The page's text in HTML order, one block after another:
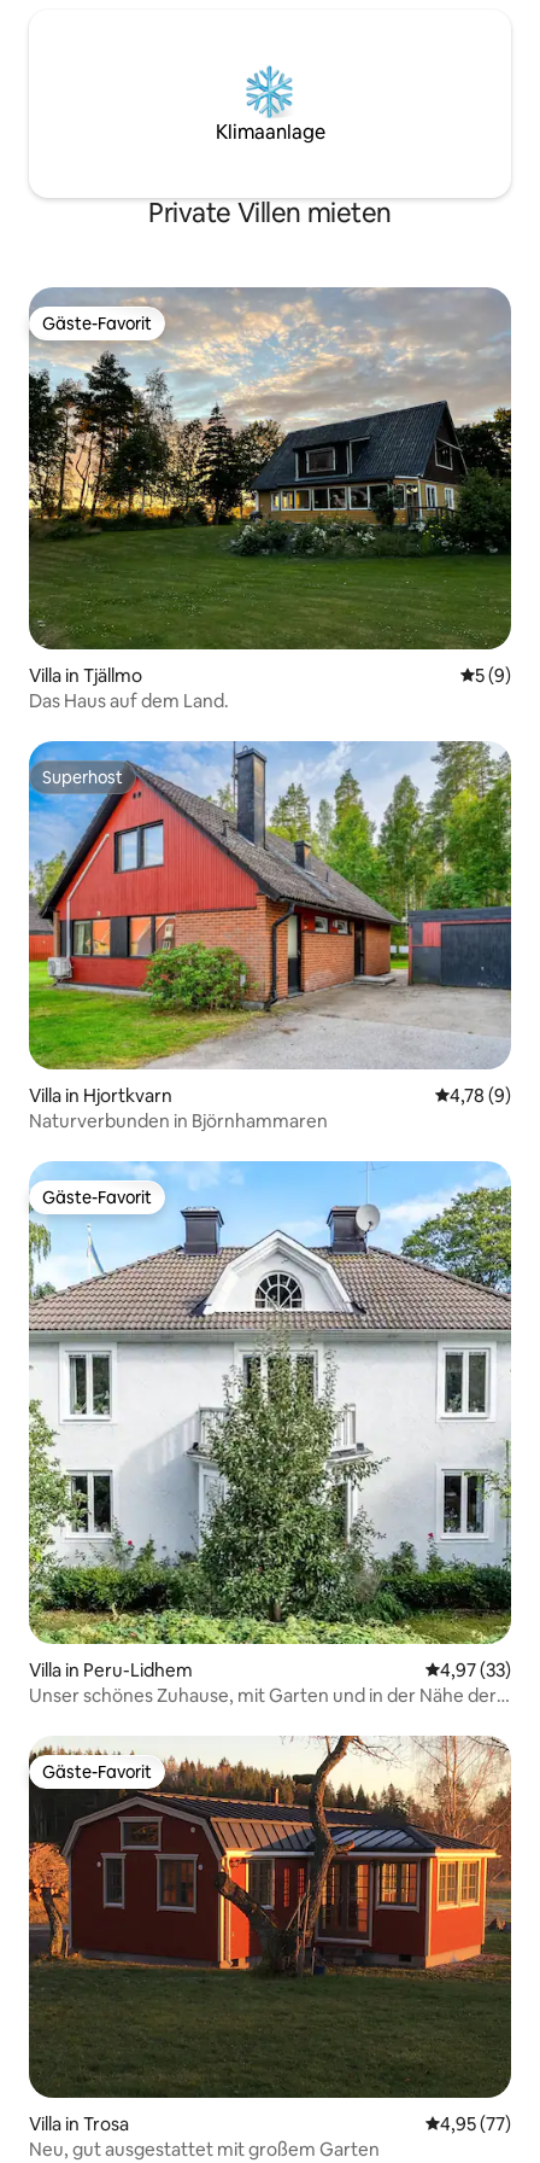
Klimaanlage
Private Villen mieten
Gäste-Favorit
Gäste-Favorit
Villa in Tjällmo
5 (9)
Das Haus auf dem Land.
Superhost
Superhost
Villa in Hjortkvarn
4,78 (9)
Naturverbunden in Björnhammaren
Gäste-Favorit
Gäste-Favorit
Villa in Peru-Lidhem
4,97 (33)
Unser schönes Zuhause, mit Garten und in der Nähe der
Gäste-Favorit
Gäste-Favorit
Villa in Trosa
4,95 (77)
Neu, gut ausgestattet mit großem Garten